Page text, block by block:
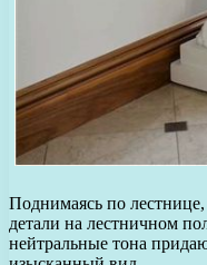
Поднимаясь по
детали на лестничном
нейтральные тона